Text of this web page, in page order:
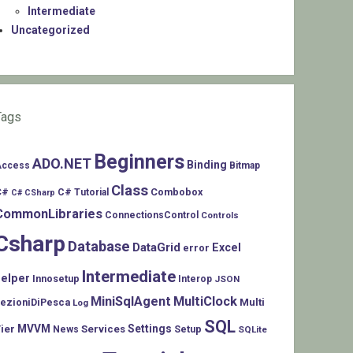
Intermediate
Uncategorized
ADO.NET Beginners Binding Bitmap
C# CSharp C# Tutorial Class Combobox
ConnectionsControl Controls
Database DataGrid error Excel
Innosetup Intermediate Interop JSON
Log MiniSqlAgent MultiClock Multi
MVVM News Services Settings Setup SQL SQLite